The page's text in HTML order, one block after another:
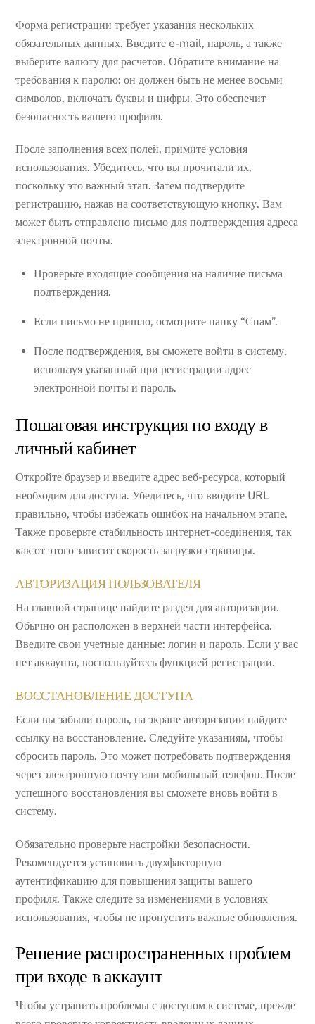
Форма регистрации требует указания нескольких
обязательных данных. Введите e-mail, пароль, а также
выберите валюту для расчетов. Обратите внимание на
требования к паролю: он должен быть не менее восьми
символов, включать буквы и цифры. Это обеспечит
безопасность вашего профиля.
После заполнения всех полей, примите условия
использования. Убедитесь, что вы прочитали их,
поскольку это важный этап. Затем подтвердите
регистрацию, нажав на соответствующую кнопку. Вам
может быть отправлено письмо для подтверждения адреса
электронной почты.
Проверьте входящие сообщения на наличие письма
подтверждения.
Если письмо не пришло, осмотрите папку “Спам”.
После подтверждения, вы сможете войти в систему,
используя указанный при регистрации адрес
электронной почты и пароль.
Пошаговая инструкция по входу в
личный кабинет
Откройте браузер и введите адрес веб-ресурса, который
необходим для доступа. Убедитесь, что вводите URL
правильно, чтобы избежать ошибок на начальном этапе.
Также проверьте стабильность интернет-соединения, так
как от этого зависит скорость загрузки страницы.
АВТОРИЗАЦИЯ ПОЛЬЗОВАТЕЛЯ
На главной странице найдите раздел для авторизации.
Обычно он расположен в верхней части интерфейса.
Введите свои учетные данные: логин и пароль. Если у вас
нет аккаунта, воспользуйтесь функцией регистрации.
ВОССТАНОВЛЕНИЕ ДОСТУПА
Если вы забыли пароль, на экране авторизации найдите
ссылку на восстановление. Следуйте указаниям, чтобы
сбросить пароль. Это может потребовать подтверждения
через электронную почту или мобильный телефон. После
успешного восстановления вы сможете вновь войти в
систему.
Обязательно проверьте настройки безопасности.
Рекомендуется установить двухфакторную
аутентификацию для повышения защиты вашего
профиля. Также следите за изменениями в условиях
использования, чтобы не пропустить важные обновления.
Решение распространенных проблем
при входе в аккаунт
Чтобы устранить проблемы с доступом к системе, прежде